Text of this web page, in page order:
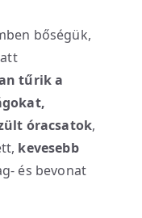
bőségük,
tűrik a
óracsatok,
kevesebb
és bevonat